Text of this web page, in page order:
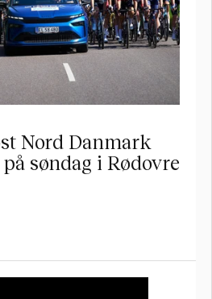
Nord Danmark
søndag i Rødovre